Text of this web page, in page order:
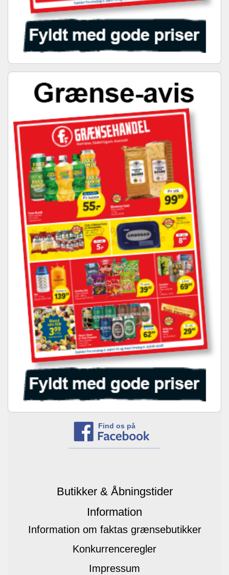
Find os på
Butikker & Åbningstider
Information
Information om faktas grænsebutikker
Konkurrenceregler
Impressum